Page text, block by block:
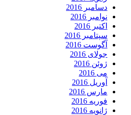
دسامبر 2016
نوامبر 2016
اکتبر 2016
سپتامبر 2016
آگوست 2016
جولای 2016
ژوئن 2016
می 2016
آوریل 2016
مارس 2016
فوریه 2016
ژانویه 2016